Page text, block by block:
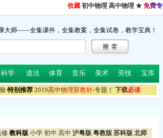
收藏 初中物理 高中物理 ★ 免费专
大师——全集课件，全集教案，全集试卷，教学宝典！
科学 道法 体育 音乐 美术 劳技 宝库
特别推荐 2019高中物理新教材-专题！ 下载必读
修 教科版 小学 初中 高中 沪粤版 粤教版 苏科版 北师